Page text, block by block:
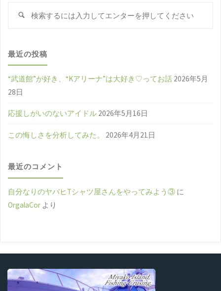
検
最近の投稿
“武道館”が好き、“Kアリーナ”は大好き♡ってお話 2026年5月
28日
応援しがいのないアイドル 2026年5月16日
この悔しさを分析してみた。 2026年4月21日
最近のコメント
自分なりのヤバヒTシャツ屋さんをやってみよう③ に
OrgalaCor より